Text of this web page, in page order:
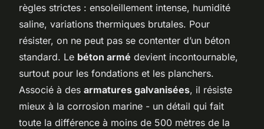
règles strictes : ensoleillement intense, humidité
saline, variations thermiques brutales. Pour
résister, on ne peut pas se contenter d’un béton
standard. Le béton armé devient incontournable,
surtout pour les fondations et les planchers.
Associé à des armatures galvanisées, il résiste
mieux à la corrosion marine - un détail qui fait
toute la différence à moins de 500 mètres de la